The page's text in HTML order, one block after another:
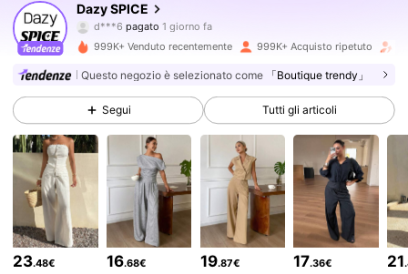
Dazy SPICE
d***6pagato
3***5 segue10 minuti fa
2M Follower
4.84 2M Follower
4.84 2M Follower
999K+ Venduto recentemente 999K+ Acquisto ripetuto
Questo negozio è selezionato come 「Boutique trendy」
Segui Tutti gli articoli
23.48€ 16.68€ 19.87€ 17.36€ 21